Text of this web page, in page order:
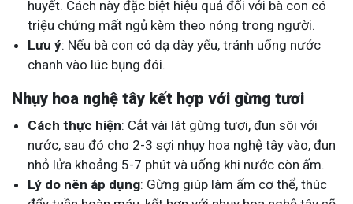
huyết. Cách này đặc biệt hiệu quả đối với bà con có
triệu chứng mất ngủ kèm theo nóng trong người.
Lưu ý: Nếu bà con có dạ dày yếu, tránh uống nước
chanh vào lúc bụng đói.
Nhụy hoa nghệ tây kết hợp với gừng tươi
Cách thực hiện: Cắt vài lát gừng tươi, đun sôi với
nước, sau đó cho 2-3 sợi nhụy hoa nghệ tây vào, đun
nhỏ lửa khoảng 5-7 phút và uống khi nước còn ấm.
Lý do nên áp dụng: Gừng giúp làm ấm cơ thể, thúc